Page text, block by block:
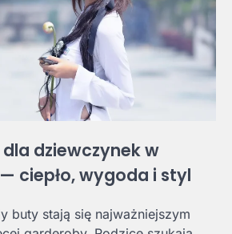
dziewczynek w
ciepło, wygoda i styl
buty stają się najważniejszym